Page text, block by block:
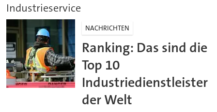
Industrieservice
NACHRICHTEN
Ranking: Das sind die
Top 10
Industriedienstleister
der Welt